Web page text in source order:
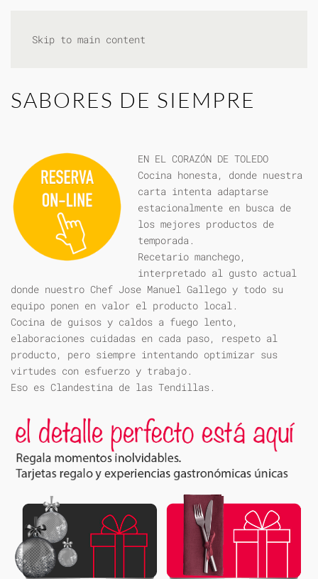
Skip to main content
SABORES DE SIEMPRE
EN EL CORAZÓN DE TOLEDO
Cocina honesta, donde nuestra
carta intenta adaptarse
estacionalmente en busca de
los mejores productos de
temporada.
Recetario manchego,
interpretado al gusto actual
donde nuestro Chef Jose Manuel Gallego y todo su
equipo ponen en valor el producto local.
Cocina de guisos y caldos a fuego lento,
elaboraciones cuidadas en cada paso, respeto al
producto, pero siempre intentando optimizar sus
virtudes con esfuerzo y trabajo.
Eso es Clandestina de las Tendillas.